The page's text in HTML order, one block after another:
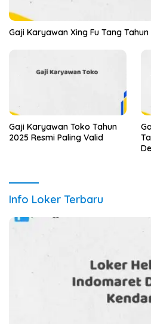
Gaji Karyawan Xing Fu Tang Tahun
Gaji Karyawan Toko Tahun
2025 Resmi Paling Valid
Info Loker Terbaru